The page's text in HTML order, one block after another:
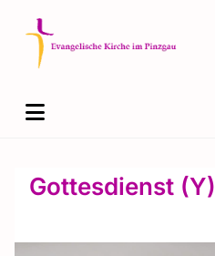
Gottesdienst (Y)